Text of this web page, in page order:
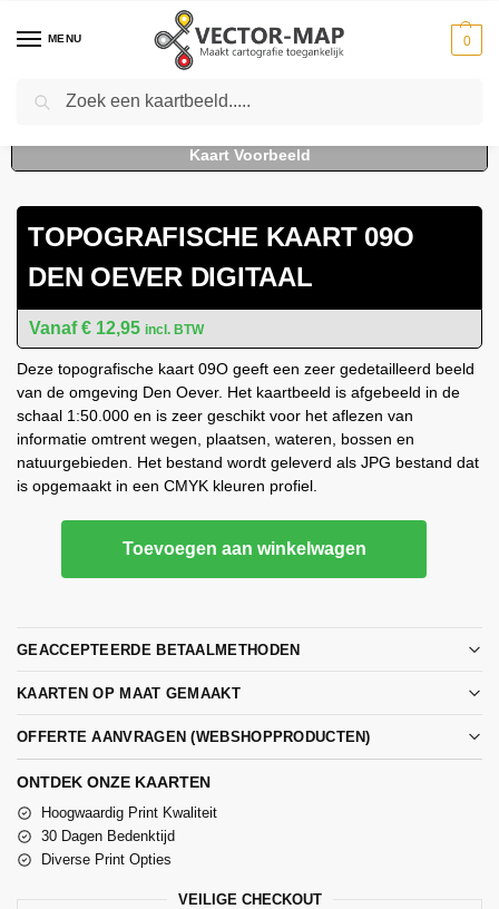
MENU 0
Home Kaarten - Topografische kaarten
TOPOGRAFISCHE KAART 09O
DEN OEVER DIGITAAL
€ 12,95 incl. BTW
Deze topografische kaart 09O geeft een zeer gedetailleerd beeld
van de omgeving Den Oever. Het kaartbeeld is afgebeeld in de
schaal 1:50.000 en is zeer geschikt voor het aflezen van
informatie omtrent wegen, plaatsen, wateren, bossen en
natuurgebieden. Het bestand wordt geleverd als JPG bestand dat
is opgemaakt in een CMYK kleuren profiel.
Toevoegen aan winkelwagen
GEACCEPTEERDE BETAALMETHODEN
KAARTEN OP MAAT GEMAAKT
OFFERTE AANVRAGEN (WEBSHOPPRODUCTEN)
ONTDEK ONZE KAARTEN
Hoogwaardig Print Kwaliteit
30 Dagen Bedenktijd
Diverse Print Opties
VEILIGE CHECKOUT